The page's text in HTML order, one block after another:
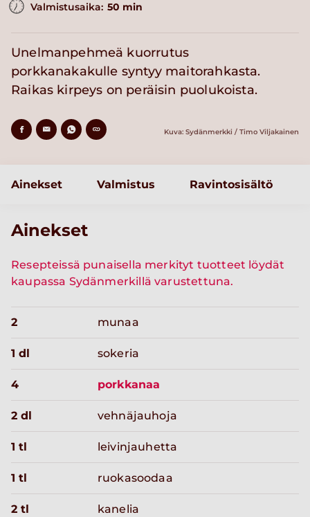
Valmistusaika: 50 min
Unelmanpehmeä kuorrutus
porkkanakakulle syntyy maitorahkasta.
Raikas kirpeys on peräisin puolukoista.
Kuva: Sydänmerkki / Timo Viljakainen
Ainekset Valmistus Ravintosisältö
Ainekset
Resepteissä punaisella merkityt tuotteet löydät
kaupassa Sydänmerkillä varustettuna.
2 munaa
1 dl sokeria
4 porkkanaa
2 dl vehnäjauhoja
1 tl leivinjauhetta
1 tl ruokasoodaa
2 tl kanelia